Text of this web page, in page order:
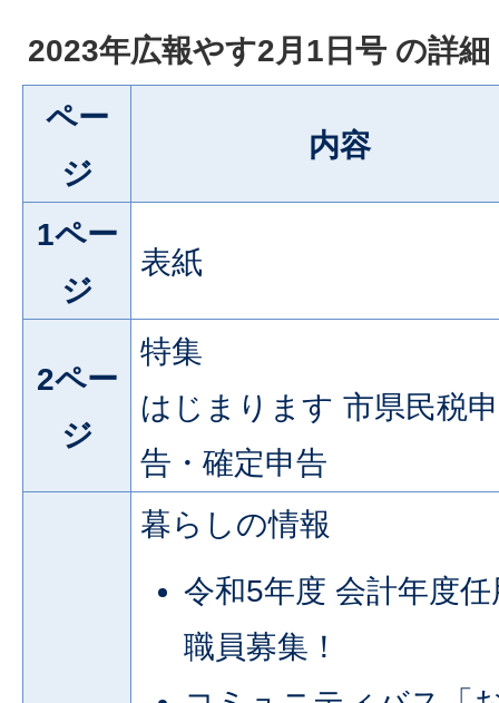
2023年広報やす2月1日号 の詳細
ペー
ジ
内容
1ペー
ジ
表紙
2ペー
ジ
特集
はじまります 市県民税申
告・確定申告
暮らしの情報
令和5年度 会計年度任
職員募集！